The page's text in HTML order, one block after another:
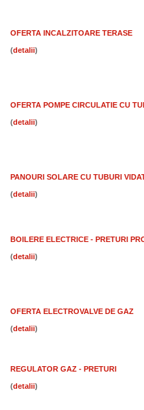
OFERTA INCALZITOARE TERASE
( )
OFERTA POMPE CIRCULATIE CU
( )
PANOURI SOLARE CU TUBURI
( )
BOILERE ELECTRICE - PRETURI
( )
OFERTA ELECTROVALVE DE GAZ
( )
REGULATOR GAZ - PRETURI
( )